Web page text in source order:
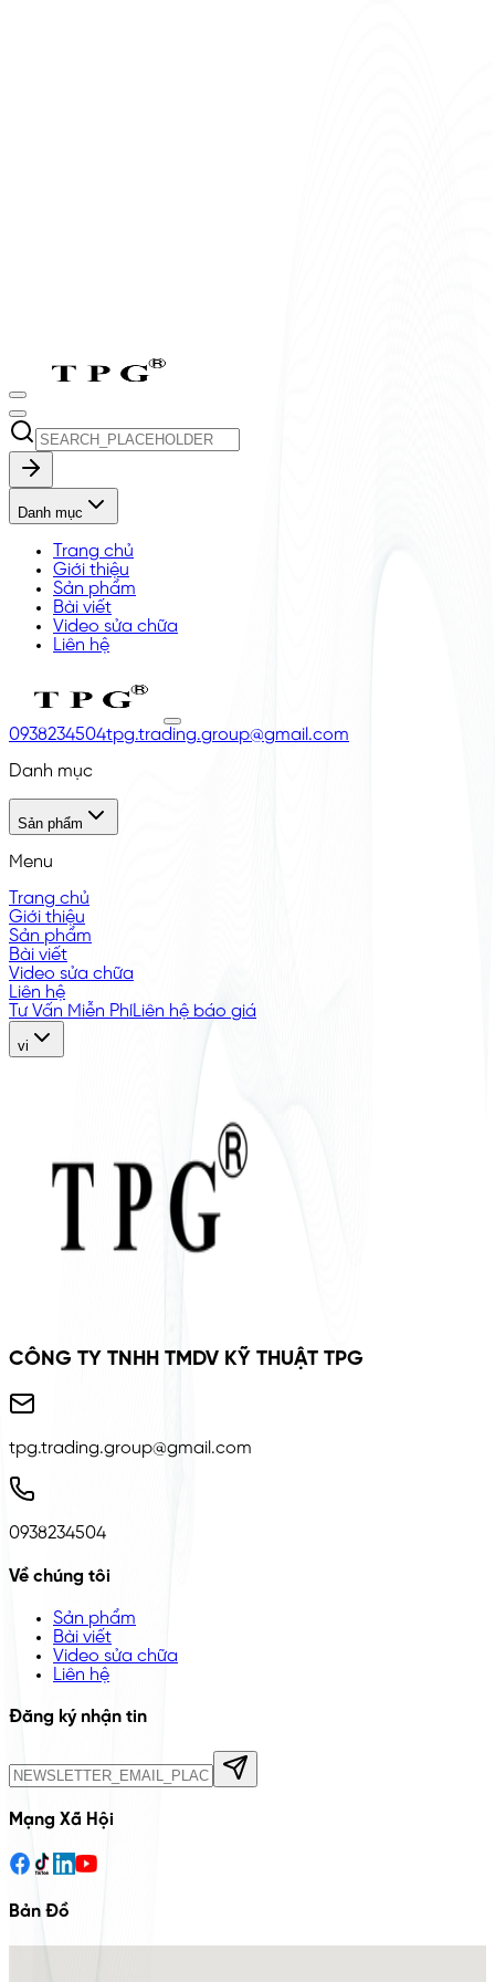
Danh mục
Trang chủ
Giới thiệu
Sản phẩm
Bài viết
Video sửa chữa
Liên hệ
0938234504tpg.trading.group@gmail.com
Danh mục
Sản phẩm
Menu
Trang chủ
Giới thiệu
Sản phẩm
Bài viết
Video sửa chữa
Liên hệ
Tư Vấn Miễn PhíLiên hệ báo giá
vi
CÔNG TY TNHH TMDV KỸ THUẬT TPG
tpg.trading.group@gmail.com
0938234504
Về chúng tôi
Sản phẩm
Bài viết
Video sửa chữa
Liên hệ
Đăng ký nhận tin
Mạng Xã Hội
Bản Đồ